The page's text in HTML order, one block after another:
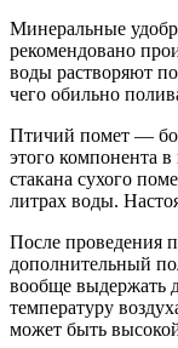
Минеральные
рекомендовано
воды растворяют
чего обильно
Птичий помет —
этого компонента
стакана сухого
литрах воды.
После проведения
дополнительный
вообще выдержать
температуру
может быть